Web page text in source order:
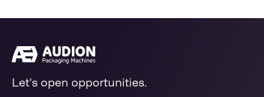
Let's open opportunities.